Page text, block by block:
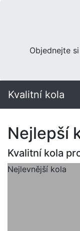
Objednejte
Kvalitní kola
Nejlepší
Kvalitní kola
Nejlevnější kola